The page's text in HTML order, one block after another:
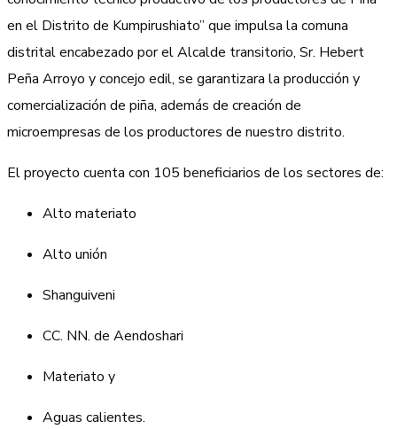
en el Distrito de Kumpirushiato” que impulsa la comuna
distrital encabezado por el Alcalde transitorio, Sr. Hebert
Peña Arroyo y concejo edil, se garantizara la producción y
comercialización de piña, además de creación de
microempresas de los productores de nuestro distrito.
El proyecto cuenta con 105 beneficiarios de los sectores de:
Alto materiato
Alto unión
Shanguiveni
CC. NN. de Aendoshari
Materiato y
Aguas calientes.